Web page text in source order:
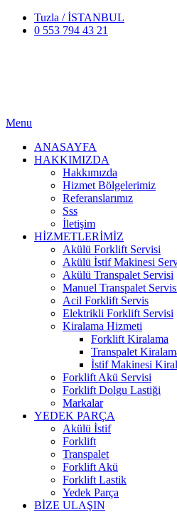
Tuzla / İSTANBUL
0 553 794 43 21
Menu
ANASAYFA
HAKKIMIZDA
Hakkımızda
Hizmet Bölgelerimiz
Referanslarımız
Sss
İletişim
HİZMETLERİMİZ
Akülü Forklift Servisi
Akülü İstif Makinesi
Akülü Transpalet Servisi
Manuel Transpalet
Acil Forklift Servis
Elektrikli Forklift Servisi
Kiralama Hizmeti
Forklift Kiralama
Transpalet
İstif Makinesi
Forklift Akü Servisi
Forklift Dolgu Lastiği
Markalar
YEDEK PARÇA
Akülü İstif
Forklift
Transpalet
Forklift Akü
Forklift Lastik
Yedek Parça
BİZE ULAŞIN